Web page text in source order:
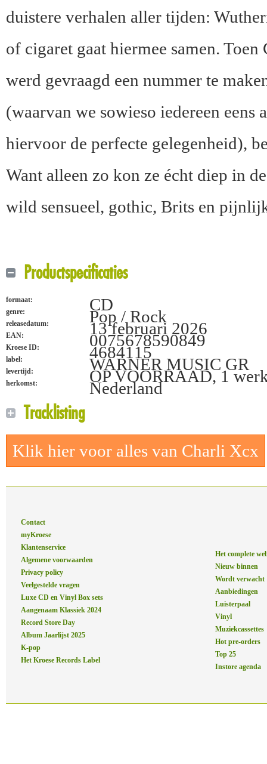
duistere verhalen aller tijden:
of cigaret gaat hiermee samen.
werd gevraagd een nummer te
(waarvan we sowieso iedereen eens
hiervoor de perfecte gelegenheid),
Want alleen zo kon ze écht diep in
wild sensueel, gothic, Brits en
Productspecificaties
formaat: CD
genre: Pop / Rock
releasedatum: 13 februari 2026
EAN: 0075678590849
Kroese ID: 4684115
label: WARNER MUSIC GR
levertijd: OP VOORRAAD, 1
herkomst: Nederland
Tracklisting
Klik hier voor alles van Charli Xcx
Contact
myKroese
Klantenservice
Algemene voorwaarden
Privacy policy
Veelgestelde vragen
Luxe CD en Vinyl Box sets
Aangenaam Klassiek 2024
Record Store Day
Album Jaarlijst 2025
K-pop
Het Kroese Records Label
Het complete
Nieuw binnen
Wordt verwacht
Aanbiedingen
Luisterpaal
Vinyl
Muziekcassettes
Hot pre-orders
Top 25
Instore agenda